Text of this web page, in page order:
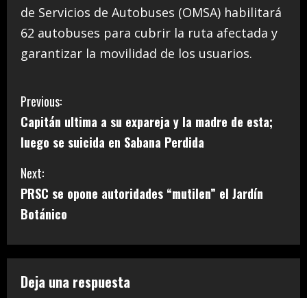
de Servicios de Autobuses (OMSA) habilitará
62 autobuses para cubrir la ruta afectada y
garantizar la movilidad de los usuarios.
C
o
n
t
i
n
u
Previous:
Capitán ultima a su expareja y la madre de esta;
luego se suicida en Sabana Perdida
Next:
PRSC se opone autoridades “mutilen” el Jardín
Botánico
Deja una respuesta